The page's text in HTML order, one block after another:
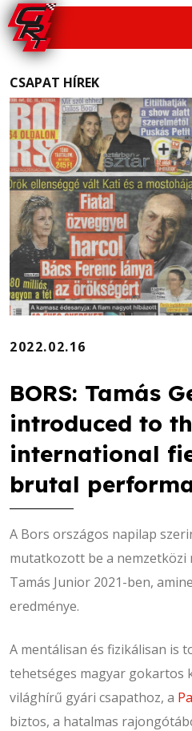
CSAPAT HÍREK
2022.02.16
BORS: Tamás
introduced to
international
brutal
A Bors országos napilap
mutatkozott be a nemzetközi
Tamás Junior 2021-ben,
eredménye.
A mentálisan és fizikálisan is
tehetséges magyar gokartos
világhírű gyári csapathoz, a
biztos, a hatalmas